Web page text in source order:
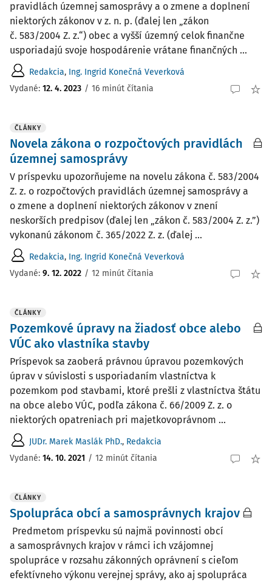
pravidlách územnej samosprávy a o zmene a doplnení
niektorých zákonov v z. n. p. (ďalej len „zákon
č. 583/2004 Z. z.“) obec a vyšší územný celok finančne
usporiadajú svoje hospodárenie vrátane finančných ...
Redakcia, Ing. Ingrid Konečná Veverková
Vydané: 12. 4. 2023 / 16 minút čítania
ČLÁNKY
Novela zákona o rozpočtových pravidlách
územnej samosprávy
V príspevku upozorňujeme na novelu zákona č. 583/2004
Z. z. o rozpočtových pravidlách územnej samosprávy a
o zmene a doplnení niektorých zákonov v znení
neskorších predpisov (ďalej len „zákon č. 583/2004 Z. z.”)
vykonanú zákonom č. 365/2022 Z. z. (ďalej ...
Redakcia, Ing. Ingrid Konečná Veverková
Vydané: 9. 12. 2022 / 12 minút čítania
ČLÁNKY
Pozemkové úpravy na žiadosť obce alebo
VÚC ako vlastníka stavby
Príspevok sa zaoberá právnou úpravou pozemkových
úprav v súvislosti s usporiadaním vlastníctva k
pozemkom pod stavbami, ktoré prešli z vlastníctva štátu
na obce alebo VÚC, podľa zákona č. 66/2009 Z. z. o
niektorých opatreniach pri majetkovoprávnom ...
JUDr. Marek Maslák PhD., Redakcia
Vydané: 14. 10. 2021 / 12 minút čítania
ČLÁNKY
Spolupráca obcí a samosprávnych krajov
Predmetom príspevku sú najmä povinnosti obcí
a samosprávnych krajov v rámci ich vzájomnej
spolupráce v rozsahu zákonných oprávnení s cieľom
efektívneho výkonu verejnej správy, ako aj spolupráca